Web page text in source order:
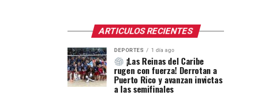
ARTICULOS RECIENTES
DEPORTES 1 día ago
¡Las Reinas del Caribe
rugen con fuerza! Derrotan a
Puerto Rico y avanzan invictas
a las semifinales